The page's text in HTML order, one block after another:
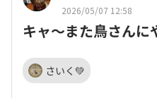
2026/05/07 12:58
キャ〜また鳥さんに
さいく💚